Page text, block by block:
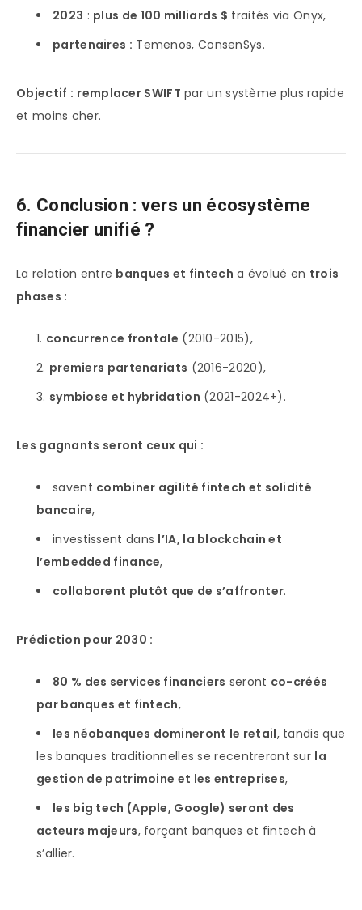
2023 : plus de 100 milliards $ traités via Onyx,
partenaires : Temenos, ConsenSys.
Objectif : remplacer SWIFT par un système plus rapide
et moins cher.
6. Conclusion : vers un écosystème
financier unifié ?
La relation entre banques et fintech a évolué en trois
phases :
concurrence frontale (2010-2015),
premiers partenariats (2016-2020),
symbiose et hybridation (2021-2024+).
Les gagnants seront ceux qui :
savent combiner agilité fintech et solidité
bancaire,
investissent dans l’IA, la blockchain et
l’embedded finance,
collaborent plutôt que de s’affronter.
Prédiction pour 2030 :
80 % des services financiers seront co-créés
par banques et fintech,
les néobanques domineront le retail, tandis que
les banques traditionnelles se recentreront sur la
gestion de patrimoine et les entreprises,
les big tech (Apple, Google) seront des
acteurs majeurs, forçant banques et fintech à
s’allier.